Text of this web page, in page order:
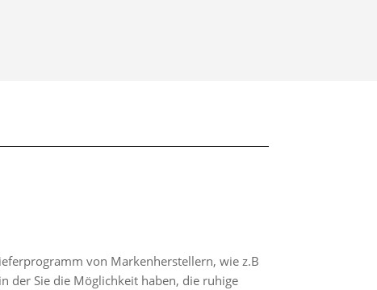
von Markenherstellern, wie z.B
der Sie die Möglichkeit haben, die ruhige